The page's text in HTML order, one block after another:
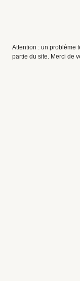
Attention : un problème
partie du site. Merci de